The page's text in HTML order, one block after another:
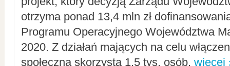
otrzyma ponad 13,4 mln zł
Programu Operacyjnego Województwa
2020. Z działań mających na celu
społeczną skorzysta 1,5 tys. osób. więcej